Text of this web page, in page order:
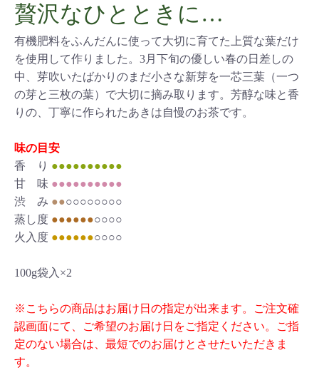
贅沢なひとときに…
有機肥料をふんだんに使って大切に育てた上質な葉だけ
を使用して作りました。3月下旬の優しい春の日差しの
中、芽吹いたばかりのまだ小さな新芽を一芯三葉（一つ
の芽と三枚の葉）で大切に摘み取ります。芳醇な味と香
りの、丁寧に作られたあきは自慢のお茶です。
味の目安
香 り ●●●●●●●●●●
甘 味 ●●●●●●●●●●
渋 み ●●○○○○○○○○
蒸し度 ●●●●●●○○○○
火入度 ●●●●●●○○○○
100g袋入×2
※こちらの商品はお届け日の指定が出来ます。ご注文確
認画面にて、ご希望のお届け日をご指定ください。ご指
定のない場合は、最短でのお届けとさせたいただきま
す。